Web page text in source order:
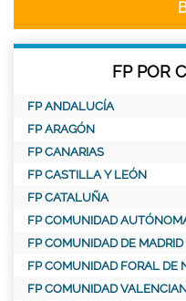
FP POR
FP ANDALUCÍA
FP ARAGÓN
FP CANARIAS
FP CASTILLA Y LEÓN
FP CATALUÑA
FP COMUNIDAD
FP COMUNIDAD DE MADRID
FP COMUNIDAD FORAL DE
FP COMUNIDAD